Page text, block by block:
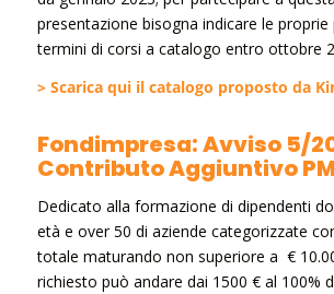
presentazione bisogna indicare le proprie
termini di corsi a catalogo entro ottobre
> Scarica qui il catalogo proposto da
Fondimpresa: Avviso 5/
Contributo Aggiuntivo
Dedicato alla formazione di dipendenti
età e over 50 di aziende categorizzate
totale maturando non superiore a €
richiesto può andare dai 1500 € al 100%